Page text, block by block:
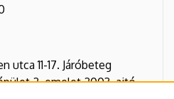
utca 11-17. Járóbeteg
2. emelet 2003. ajtó